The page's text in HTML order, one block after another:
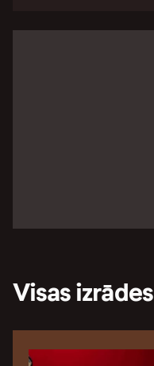
Visas izrādes